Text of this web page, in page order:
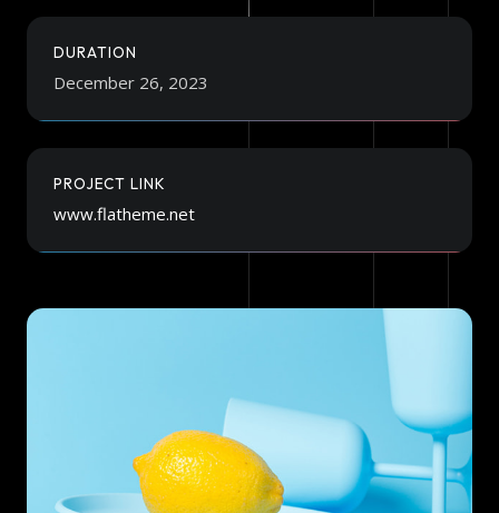
DURATION
December 26, 2023
PROJECT LINK
www.flatheme.net